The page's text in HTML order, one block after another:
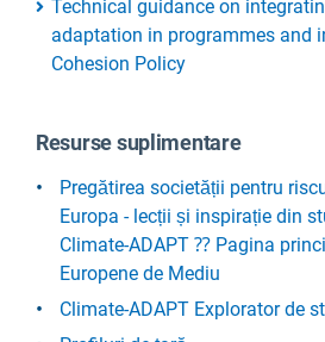
Technical guidance on
adaptation in programmes and
Cohesion Policy
Resurse suplimentare
Pregătirea societății pentru
Europa - lecții și inspirație din
Climate-ADAPT ⁇ Pagina
Europene de Mediu
Climate-ADAPT Explorator de